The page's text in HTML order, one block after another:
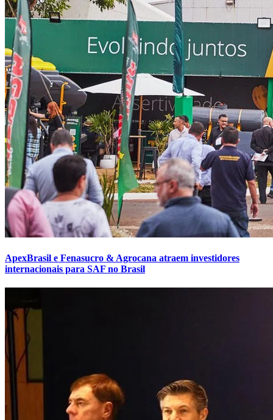
ApexBrasil e Fenasucro & Agrocana atraem investidores
internacionais para SAF no Brasil